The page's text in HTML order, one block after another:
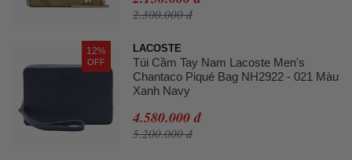
2.300.000 đ
12%
OFF
LACOSTE
Túi Cầm Tay Nam Lacoste Men's
Chantaco Piqué Bag NH2922 - 021 Màu
Xanh Navy
4.580.000 đ
5.200.000 đ